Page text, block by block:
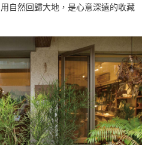
自然回歸大地，是心意深遠的收藏